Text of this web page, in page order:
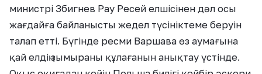
министрі Збигнев Рау Ресей елшісінен дәл осы
жағдайға байланысты жедел түсініктеме беруін
талап етті. Бүгінде ресми Варшава өз аумағына
қай елдің зымыраны құлағанын анықтау үстінде.